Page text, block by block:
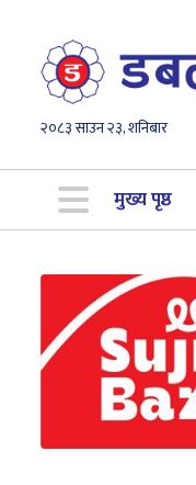
२०८३ साउन २३, शनिबार
मुख्य पृष्ठ